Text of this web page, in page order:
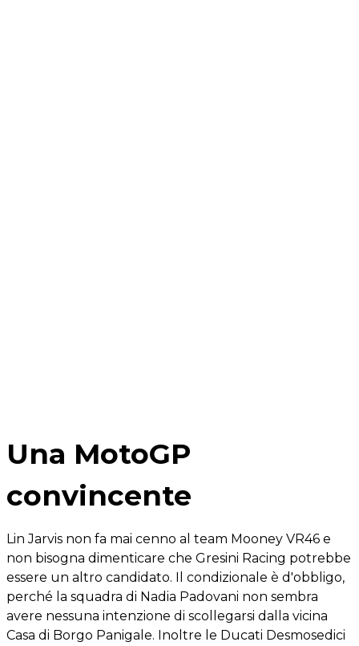
Una MotoGP
convincente
Lin Jarvis non fa mai cenno al team Mooney VR46 e
non bisogna dimenticare che Gresini Racing potrebbe
essere un altro candidato. Il condizionale è d'obbligo,
perché la squadra di Nadia Padovani non sembra
avere nessuna intenzione di scollegarsi dalla vicina
Casa di Borgo Panigale. Inoltre le Ducati Desmosedici